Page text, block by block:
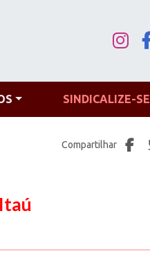
SINDICALIZE-SE
Compartilhar